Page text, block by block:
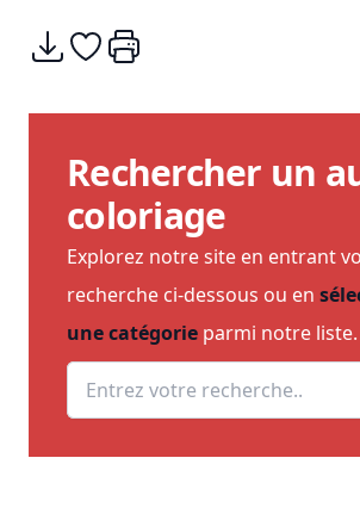
Télécharger
Ajouter à mes coups de coeurs
Imprimer
Rechercher un
coloriage
Explorez notre site en entrant
recherche ci-dessous ou en
une catégorie parmi notre liste.